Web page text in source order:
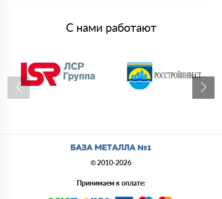
С нами работают
© 2010-2026
Принимаем к оплате: